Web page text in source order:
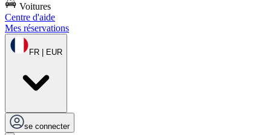
Voitures
Centre d'aide
Mes réservations
FR | EUR
se connecter